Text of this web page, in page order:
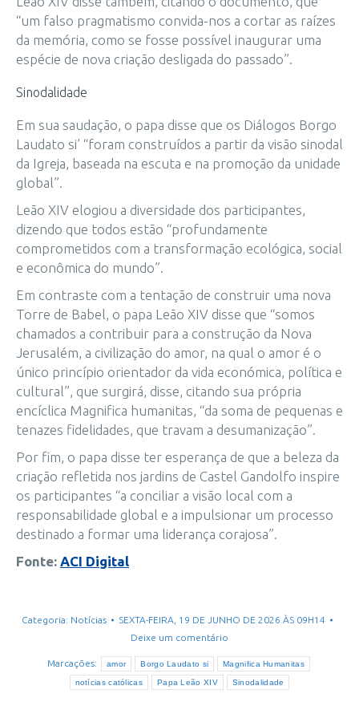
“um falso pragmatismo convida-nos a cortar as raízes
da memória, como se fosse possível inaugurar uma
espécie de nova criação desligada do passado”.
Sinodalidade
Em sua saudação, o papa disse que os Diálogos Borgo
Laudato si’ “foram construídos a partir da visão sinodal
da Igreja, baseada na escuta e na promoção da unidade
global”.
Leão XIV elogiou a diversidade dos participantes,
dizendo que todos estão “profundamente
comprometidos com a transformação ecológica, social
e econômica do mundo”.
Em contraste com a tentação de construir uma nova
Torre de Babel, o papa Leão XIV disse que “somos
chamados a contribuir para a construção da Nova
Jerusalém, a civilização do amor, na qual o amor é o
único princípio orientador da vida económica, política e
cultural”, que surgirá, disse, citando sua própria
encíclica Magnifica humanitas, “da soma de pequenas e
tenazes fidelidades, que travam a desumanização”.
Por fim, o papa disse ter esperança de que a beleza da
criação refletida nos jardins de Castel Gandolfo inspire
os participantes “a conciliar a visão local com a
responsabilidade global e a impulsionar um processo
destinado a formar uma liderança corajosa”.
Fonte: ACI Digital
Categoria: Notícias
SEXTA-FEIRA, 19 DE JUNHO DE 2026 ÀS 09H14
Deixe um comentário
Marcações: amor Borgo Laudato si Magnifica Humanitas
notícias católicas Papa Leão XIV Sinodalidade